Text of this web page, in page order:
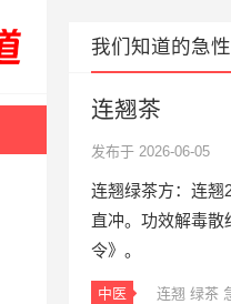
我们知道的急
连翘茶
发布于 2026-06-05
连翘绿茶方：连翘
直冲。功效解毒散
令》。
中医 连翘 绿茶